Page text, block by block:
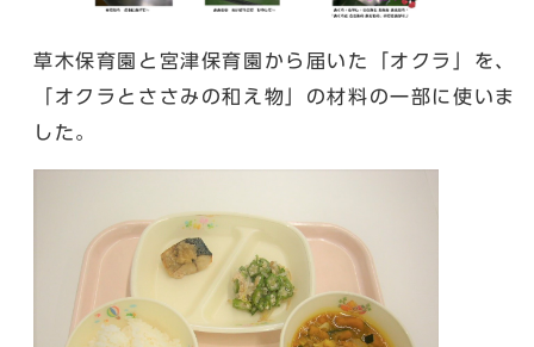
草木保育園と宮津保育園から届いた「オクラ」を、
「オクラとささみの和え物」の材料の一部に使いま
した。